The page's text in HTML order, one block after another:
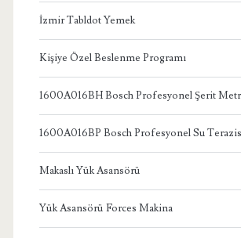
İzmir Tabldot Yemek
Kişiye Özel Beslenme Programı
1600A016BH Bosch Profesyonel Şerit
1600A016BP Bosch Profesyonel Su
Makaslı Yük Asansörü
Yük Asansörü Forces Makina